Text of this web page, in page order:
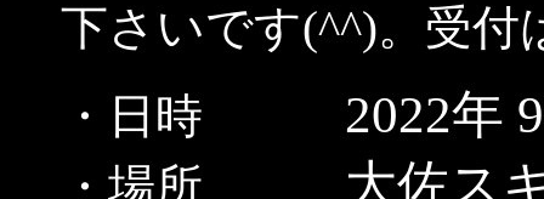
下さいです(^^)。受付
・日時 2022年
・場所 大佐ス